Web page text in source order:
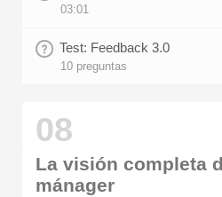
03:01
Test: Feedback 3.0
10 preguntas
08
La visión completa
mánager